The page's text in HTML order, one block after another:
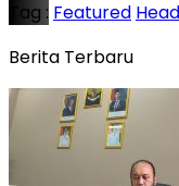
Tag : Featured
Berita Terbaru